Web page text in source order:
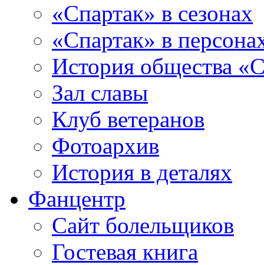
«Спартак» в сезонах
«Спартак» в
История общества
Зал славы
Клуб ветеранов
Фотоархив
История в деталях
Фанцентр
Сайт болельщиков
Гостевая книга